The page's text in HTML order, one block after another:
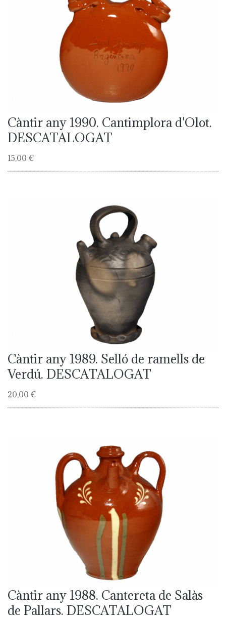
Càntir any 1990. Cantimplora d'Olot.
DESCATALOGAT
15,00 €
Càntir any 1989. Selló de ramells de
Verdú. DESCATALOGAT
20,00 €
Càntir any 1988. Cantereta de Salàs
de Pallars. DESCATALOGAT